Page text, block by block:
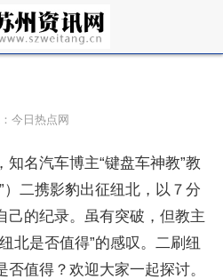
今日热点网
知名汽车博主“键盘车神教”教
）二携影豹出征纽北，以７分
己的纪录。虽有突破，但教主
北是否值得”的感叹。二刷纽
值得？欢迎大家一起探讨。